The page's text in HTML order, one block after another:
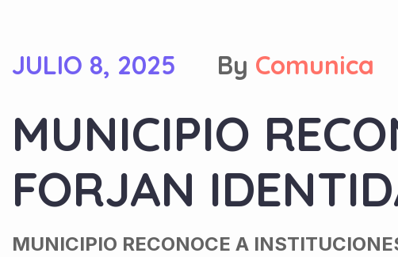
JULIO 8, 2025 By Comunica
MUNICIPIO
FORJAN
MUNICIPIO RECONOCE A